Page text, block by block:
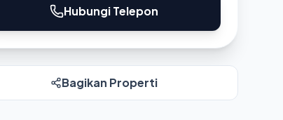
Hubungi Telepon
Bagikan Properti